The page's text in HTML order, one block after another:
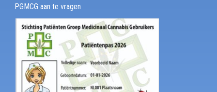
PGMCG aan te vragen